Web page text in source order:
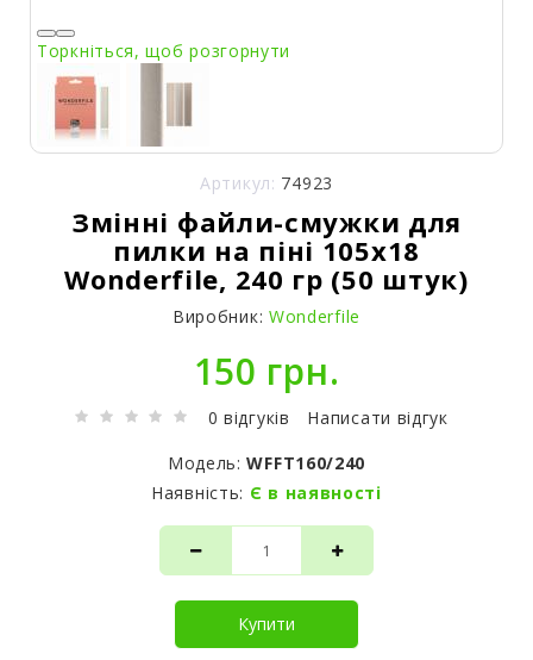
Торкніться, щоб розгорнути
Артикул: 74923
Змінні файли-смужки для
пилки на піні 105x18
Wonderfile, 240 гр (50 штук)
Виробник: Wonderfile
150 грн.
0 відгуків
Написати відгук
Модель: WFFT160/240
Наявність: Є в наявності
Купити